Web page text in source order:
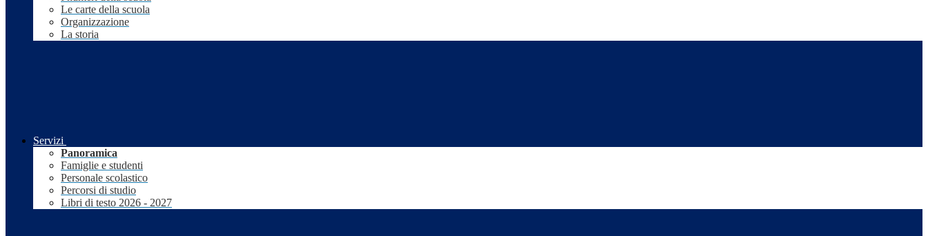
Le carte della scuola
Organizzazione
La storia
Servizi
Panoramica
Famiglie e studenti
Personale scolastico
Percorsi di studio
Libri di testo 2026 - 2027